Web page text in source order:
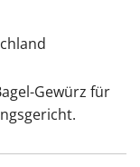
Gewürz für